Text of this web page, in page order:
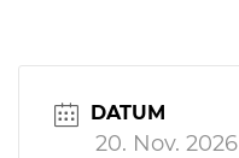
DATUM
20. Nov. 2026